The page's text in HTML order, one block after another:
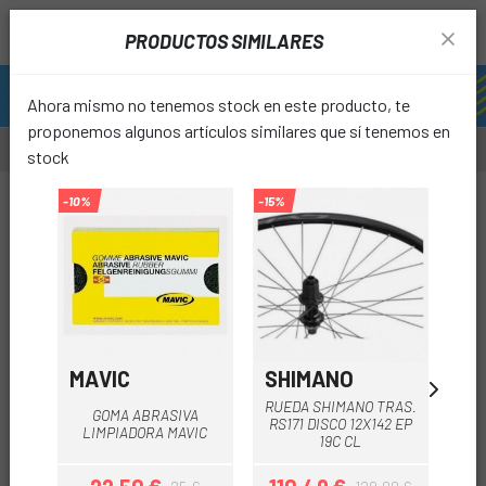
PRODUCTOS SIMILARES
Ahora mismo no tenemos stock en este producto, te
proponemos algunos artículos similares que sí tenemos en
stock
-10%
MAVIC
GOMA ABRASIVA
LIMPIADORA MAVIC
-15%
SHIMANO
RUEDA SHIMANO TRAS.
RS171 DISCO 12X142 EP
19C CL